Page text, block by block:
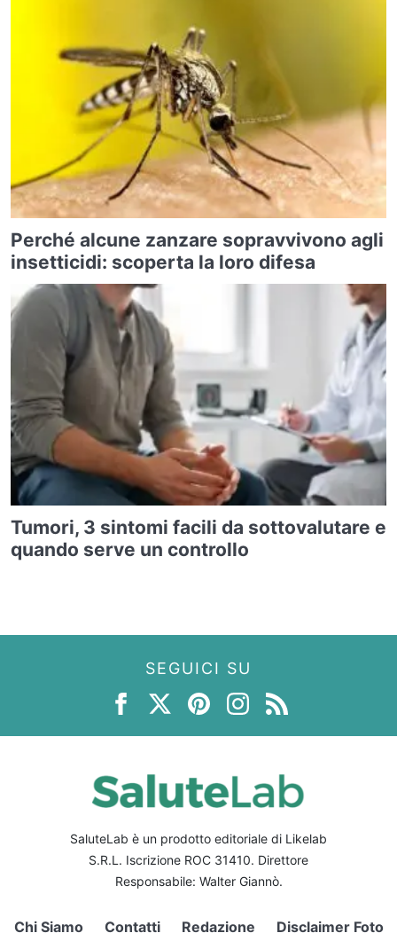
Perché alcune zanzare sopravvivono agli
insetticidi: scoperta la loro difesa
Tumori, 3 sintomi facili da sottovalutare e
quando serve un controllo
SEGUICI SU
SaluteLab è un prodotto editoriale di Likelab
S.R.L. Iscrizione ROC 31410. Direttore
Responsabile: Walter Giannò.
Chi Siamo Contatti Redazione Disclaimer Foto